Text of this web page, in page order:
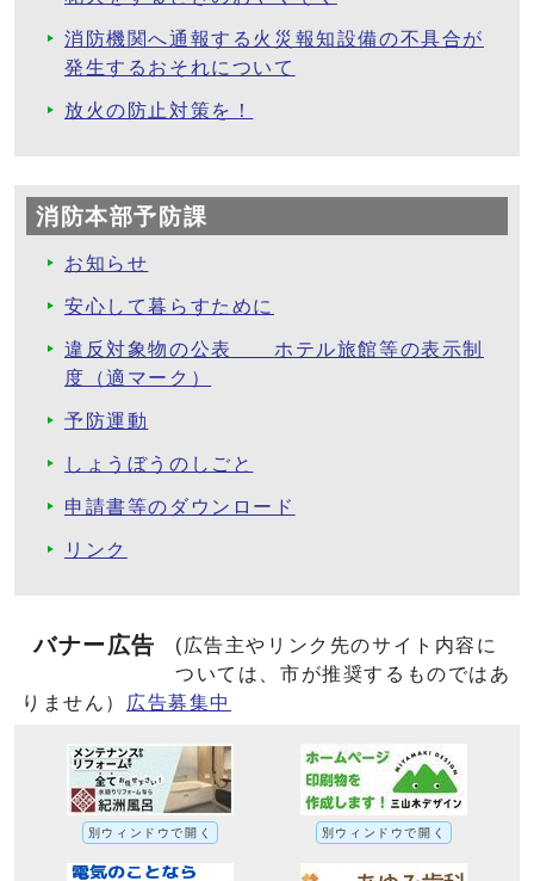
消防機関へ通報する火災報知設備の不具合が
発生するおそれについて
放火の防止対策を！
消防本部予防課
お知らせ
安心して暮らすために
違反対象物の公表 ホテル旅館等の表示制
度（適マーク）
予防運動
しょうぼうのしごと
申請書等のダウンロード
リンク
バナー広告
(広告主やリンク先のサイト内容に
ついては、市が推奨するものではあ
りません）
広告募集中
別ウィンドウで開く 別ウィンドウで開く